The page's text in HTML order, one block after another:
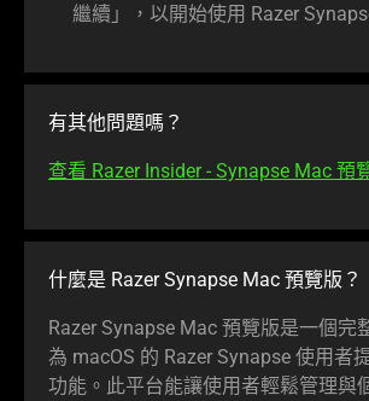
繼續」，以開始使用 Razer
有其他問題嗎？
查看 Razer Insider - Synapse Mac 預
什麼是 Razer Synapse Mac 預覽版 ？
Razer Synapse Mac 預覽版是一個完
為 macOS 的 Razer Synapse 使用者
功能。此平台能讓使用者輕鬆管理與